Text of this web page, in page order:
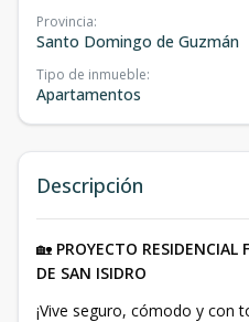
Provincia:
Santo Domingo de Guzmán
Tipo de inmueble:
Apartamentos
Descripción
🏡 PROYECTO
DE SAN ISIDRO
¡Vive seguro, cómodo y con